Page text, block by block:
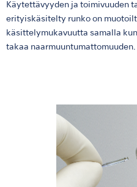
Käytettävyyden ja toimivuuden
erityiskäsitelty runko on
käsittelymukavuutta samalla
takaa naarmuuntumattomuuden.